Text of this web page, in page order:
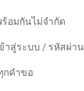
อมกันไม่จำกัด
าสู่ระบบ / รหัสผ่าน
กคำขอ